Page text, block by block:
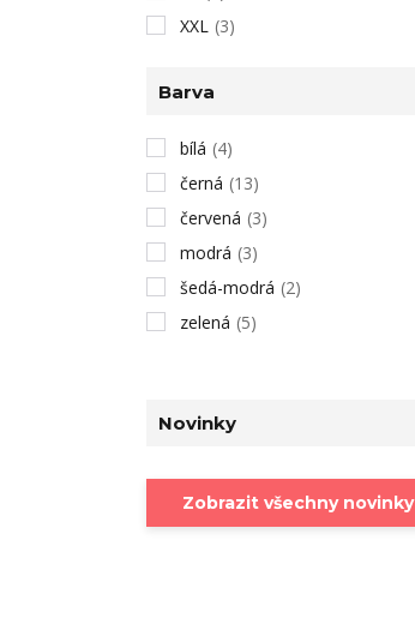
XXL (3)
Barva
bílá (4)
černá (13)
červená (3)
modrá (3)
šedá-modrá (2)
zelená (5)
Novinky
Zobrazit všechny novinky